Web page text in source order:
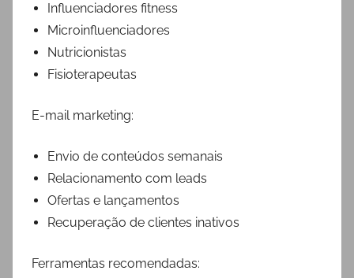
Influenciadores fitness
Microinfluenciadores
Nutricionistas
Fisioterapeutas
E-mail marketing:
Envio de conteúdos semanais
Relacionamento com leads
Ofertas e lançamentos
Recuperação de clientes inativos
Ferramentas recomendadas: